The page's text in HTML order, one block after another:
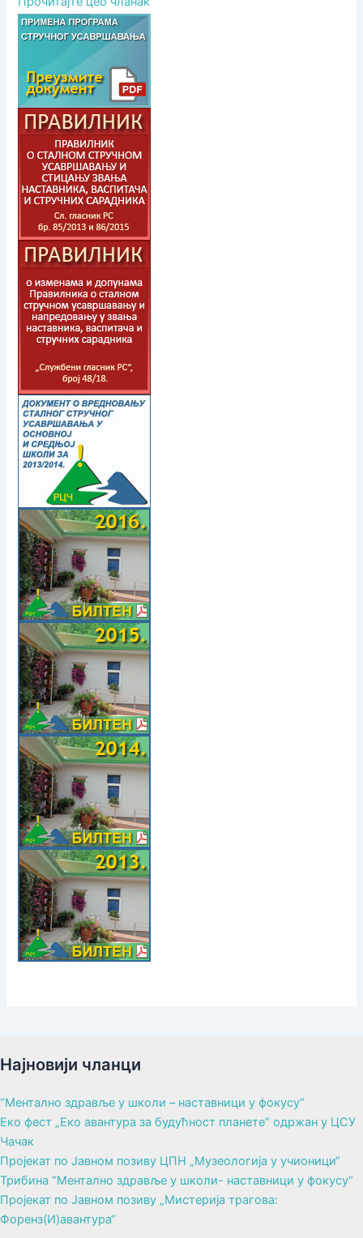
Најновији чланци
“Ментално здравље у школи – наставници у фокусу“
Еко фест „Еко авантура за будућност планете“ одржан у ЦСУ
Чачак
Пројекат по Јавном позиву ЦПН „Музеологија у учионици“
Трибина “Ментално здравље у школи- наставници у фокусу“
Пројекат по Јавном позиву „Мистерија трагова:
Форенз(И)авантура“